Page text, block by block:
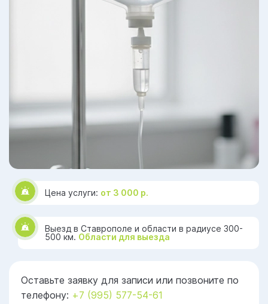
Цена услуги: от 3 000 р.
Выезд в Ставрополе и области в радиусе 300-
500 км. Области для выезда
Оставьте заявку для записи или позвоните по
телефону: +7 (995) 577-54-61